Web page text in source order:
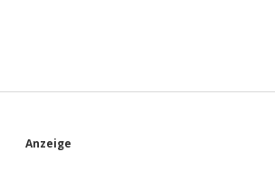
S
Anzeige